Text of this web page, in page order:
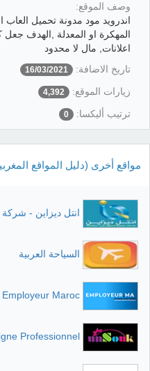
وصف الموقع:
اندرويد مود مدونة تحميل العاب
المهكرة او المعدلة ,الهدف
اعلانات, مال لا محدود
تاريخ الاضافة:
16/03/2021
زيارات الموقع: 4,392
ترتيب أليكسا: 0
مواقع أخرى (دليل المواقع
انتل ديزاين -
السياحة العربية
Employeur Maroc
Professionnel